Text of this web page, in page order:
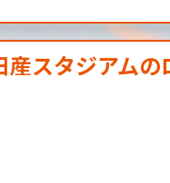
産スタジアムの